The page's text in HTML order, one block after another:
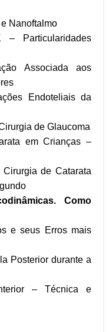
Nanoftalmo
Particularidades
Associada aos
Endoteliais da
de Glaucoma
em Crianças –
de Catarata
Como
e seus Erros mais
Posterior durante a
– Técnica e